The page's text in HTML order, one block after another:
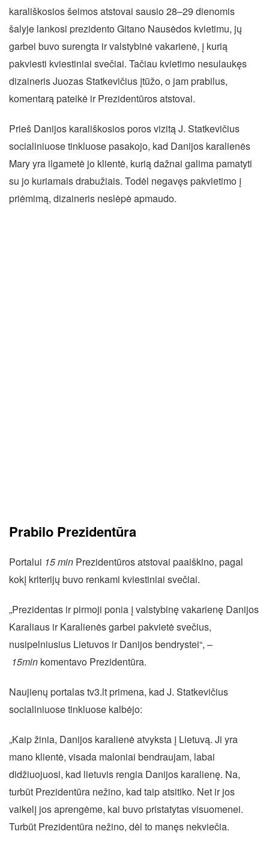
karališkosios šeimos atstovai sausio 28–29 dienomis
šalyje lankosi prezidento Gitano Nausėdos kvietimu, jų
garbei buvo surengta ir valstybinė vakarienė, į kurią
pakviesti kviestiniai svečiai. Tačiau kvietimo nesulaukęs
dizaineris Juozas Statkevičius įtūžo, o jam prabilus,
komentarą pateikė ir Prezidentūros atstovai.
Prieš Danijos karališkosios poros vizitą J. Statkevičius
socialiniuose tinkluose pasakojo, kad Danijos karalienės
Mary yra ilgametė jo klientė, kurią dažnai galima pamatyti
su jo kuriamais drabužiais. Todėl negavęs pakvietimo į
priėmimą, dizaineris neslėpė apmaudo.
Prabilo Prezidentūra
Portalui 15 min Prezidentūros atstovai paaiškino, pagal
kokį kriterijų buvo renkami kviestiniai svečiai.
„Prezidentas ir pirmoji ponia į valstybinę vakarienę Danijos
Karaliaus ir Karalienės garbei pakvietė svečius,
nusipelniusius Lietuvos ir Danijos bendrystei“, –
15min komentavo Prezidentūra.
Naujienų portalas tv3.lt primena, kad J. Statkevičius
socialiniuose tinkluose kalbėjo:
„Kaip žinia, Danijos karalienė atvyksta į Lietuvą. Ji yra
mano klientė, visada maloniai bendraujam, labai
didžiuojuosi, kad lietuvis rengia Danijos karalienę. Na,
turbūt Prezidentūra nežino, kad taip atsitiko. Net ir jos
vaikelį jos aprengėme, kai buvo pristatytas visuomenei.
Turbūt Prezidentūra nežino, dėl to manęs nekviečia.